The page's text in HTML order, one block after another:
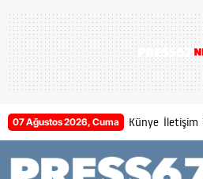
07 Ağustos 2026, Cuma Künye İletişim